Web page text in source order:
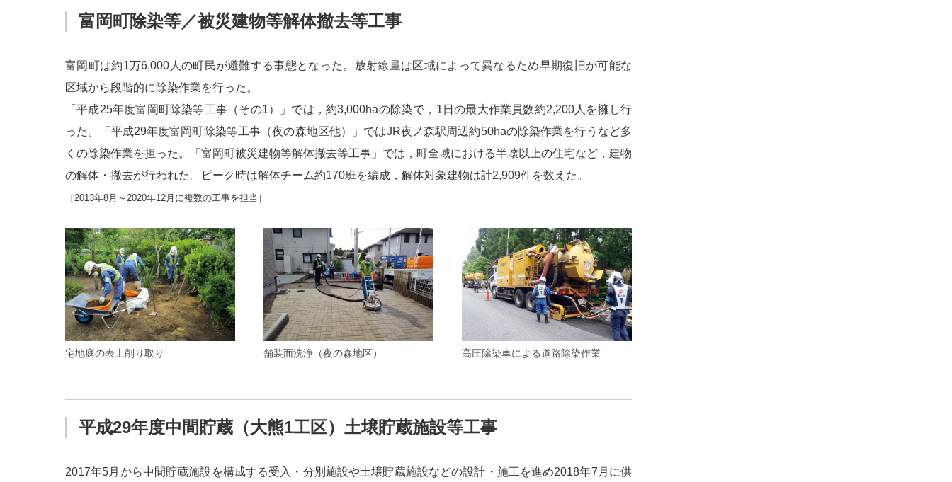
富岡町除染等／被災建物等解体撤去等工事
富岡町は約1万6,000人の町民が避難する事態となった。放射線量は区域によって異なるため早期復旧が可能な
区域から段階的に除染作業を行った。
「平成25年度富岡町除染等工事（その1）」では，約3,000haの除染で，1日の最大作業員数約2,200人を擁し行
った。「平成29年度富岡町除染等工事（夜の森地区他）」ではJR夜ノ森駅周辺約50haの除染作業を行うなど多
くの除染作業を担った。「富岡町被災建物等解体撤去等工事」では，町全域における半壊以上の住宅など，建物
の解体・撤去が行われた。ピーク時は解体チーム約170班を編成，解体対象建物は計2,909件を数えた。
［2013年8月～2020年12月に複数の工事を担当］
宅地庭の表土削り取り 舗装面洗浄（夜の森地区） 高圧除染車による道路除染作業
平成29年度中間貯蔵（大熊1工区） 土壌貯蔵施設等工事
2017年5月から中間貯蔵施設を構成する受入・分別施設や土壌貯蔵施設などの設計・施工を進め2018年7月に供